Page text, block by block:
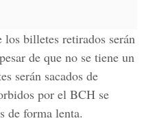
billetes retirados serán
de que no se tiene un
serán sacados de
por el BCH se
de forma lenta.